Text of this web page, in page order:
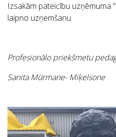
Izsakām pateicību uzņēmuma
laipno uzņemšanu.
Profesionālo priekšmetu
Sanita Mūrmane- Miķelsone